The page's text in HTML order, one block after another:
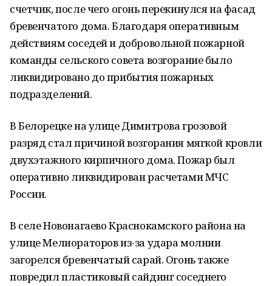
счетчик, после чего огонь перекинулся на фасад
бревенчатого дома. Благодаря оперативным
действиям соседей и добровольной пожарной
команды сельского совета возгорание было
ликвидировано до прибытия пожарных
подразделений.
В Белорецке на улице Димитрова грозовой
разряд стал причиной возгорания мягкой кровли
двухэтажного кирпичного дома. Пожар был
оперативно ликвидирован расчетами МЧС
России.
В селе Новонагаево Краснокамского района на
улице Мелиораторов из-за удара молнии
загорелся бревенчатый сарай. Огонь также
повредил пластиковый сайдинг соседнего